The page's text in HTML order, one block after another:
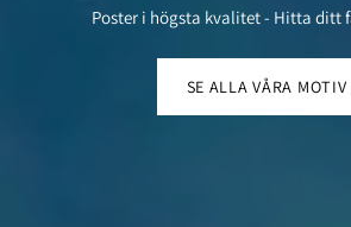
Poster i högsta kvalitet - Hitta ditt
SE ALLA VÅRA MOTIV